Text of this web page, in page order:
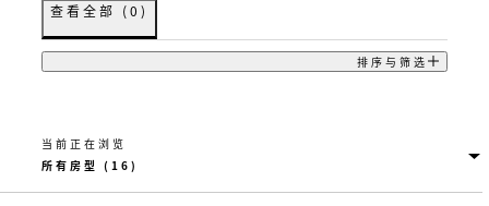
查看全部 (0 )
排序与筛选
当前正在浏览